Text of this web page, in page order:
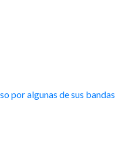
por algunas de sus bandas